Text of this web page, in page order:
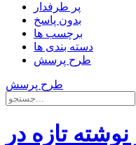
پر طرفدار
بدون پاسخ
برچسب ها
دسته بندی ها
طرح پرسش
طرح پرسش
تازه در